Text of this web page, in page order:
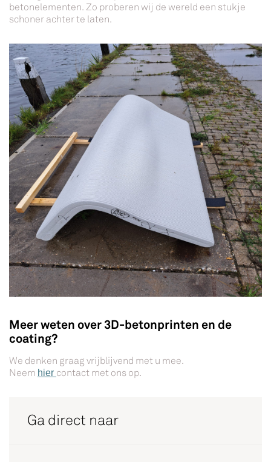
betonelementen. Zo proberen wij de wereld een stukje
schoner achter te laten.
Meer weten over 3D-betonprinten en de
coating?
We denken graag vrijblijvend met u mee.
Neem hier contact met ons op.
Ga direct naar